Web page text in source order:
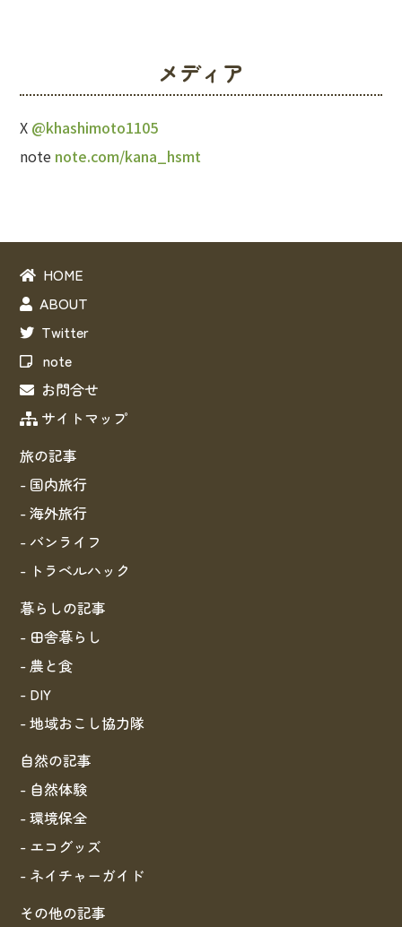
メディア
X @khashimoto1105
note note.com/kana_hsmt
HOME
ABOUT
Twitter
note
お問合せ
サイトマップ
旅の記事
- 国内旅行
- 海外旅行
- バンライフ
- トラベルハック
暮らしの記事
- 田舎暮らし
- 農と食
- DIY
- 地域おこし協力隊
自然の記事
- 自然体験
- 環境保全
- エコグッズ
- ネイチャーガイド
その他の記事